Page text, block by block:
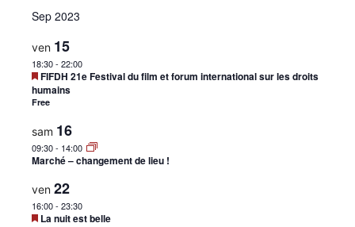
Sep 2023
ven 15
18:30- 22:00
Mis
en
avant
FIFDH 21e Festival du film et forum international sur les droits
humains
Free
sam 16
09:30- 14:00
Marché – changement de lieu !
ven 22
16:00- 23:30
Mis
La nuit est belle